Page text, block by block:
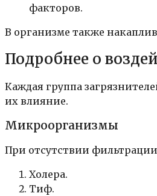
факторов.
В организме также
Подробнее о
Каждая группа
их влияние.
Микроорганизмы
При отсутствии
Холера.
Тиф.